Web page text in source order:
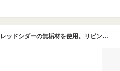
床にはチーク、天井にはウエスタンレッドシダーの無垢材を使用。リビング北側には低い位置に窓を設けているので、隣家からの視線を気にすることなく庭を眺められる。